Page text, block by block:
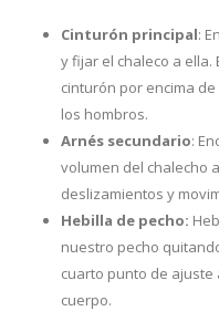
Cinturón principal:
y fijar el chaleco a ella.
cinturón por encima
los hombros.
Arnés secundario:
volumen del chalecho
deslizamientos y
Hebilla de pecho:
nuestro pecho
cuarto punto de ajuste
cuerpo.